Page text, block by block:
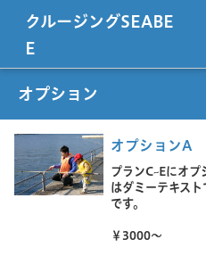
クルージングSEABE
E
オプション
オプションA
プランC~Eにオプ
はダミーテキスト
です。
￥3000～